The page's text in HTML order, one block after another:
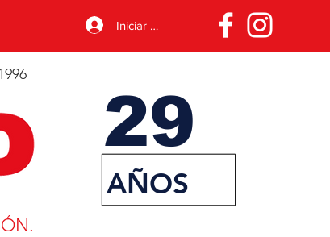
Iniciar sesión
29
AÑOS